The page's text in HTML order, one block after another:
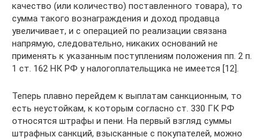
качество (или количество) поставленного товара), то
сумма такого вознаграждения и доход продавца
увеличивает, и с операцией по реализации связана
напрямую, следовательно, никаких оснований не
применять к указанным поступлениям положения пп. 2 п.
1 ст. 162 НК РФ у налогоплательщика не имеется [12].
Теперь плавно перейдем к выплатам санкционным, то
есть не­устойкам, к которым согласно ст. 330 ГК РФ
относятся штрафы и пени. На первый взгляд суммы
штрафных санкций, взысканные с покупателей, можно